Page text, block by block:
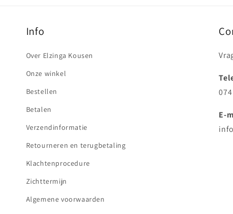
Info
Over Elzinga Kousen
Onze winkel
Bestellen
Betalen
Verzendinformatie
Retourneren en terugbetaling
Klachtenprocedure
Zichttermijn
Algemene voorwaarden
E-